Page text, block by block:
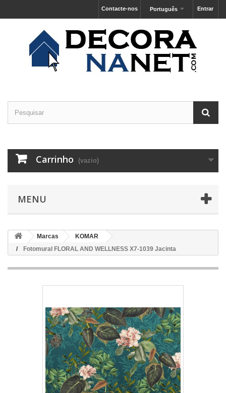
Entrar
Português
Contacte-nos
Carrinho (vazio)
MENU
Marcas
KOMAR
Fotomural FLORAL AND WELLNESS X7-1039 Jacinta